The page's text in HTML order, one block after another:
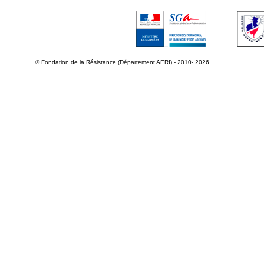
© Fondation de la Résistance (Département AERI) - 2010- 2026